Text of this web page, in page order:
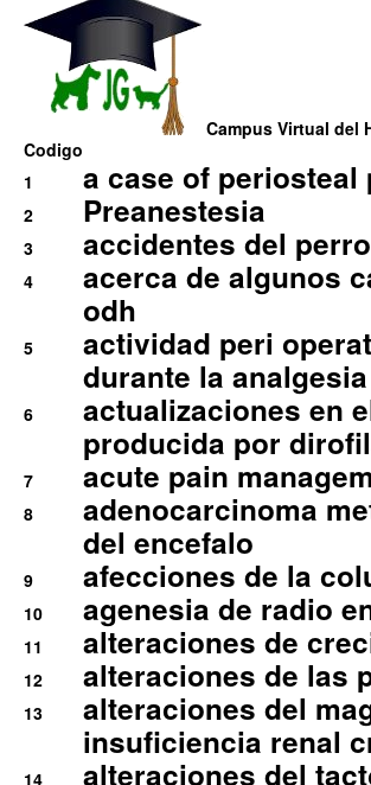
Campus Virtual del
Codigo
1
a case of
2 Preanestesia
3 accidentes del
4
acerca de algunos
odh
5
actividad peri
durante la
6
actualizaciones en
producida por
7 acute pain
8
adenocarcinoma
del encefalo
9 afecciones de la
10 agenesia de radio
11 alteraciones de
12 alteraciones de las
13
alteraciones del
insuficiencia renal
14
alteraciones del